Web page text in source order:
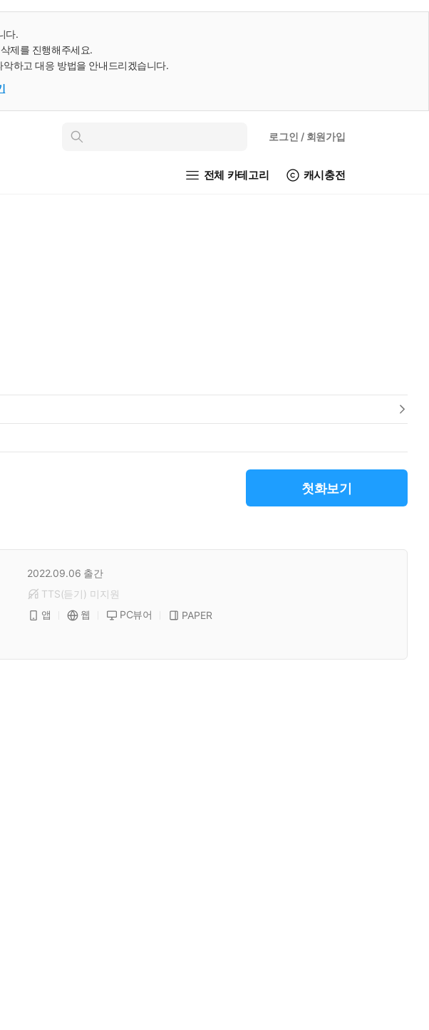
다.
제를 진행해주세요.
하고 대응 방법을 안내드리겠습니다.
인
로그인 / 회원가입
전체 카테고리 캐시충전
첫화보기
2022.09.06 출간
TTS(듣기) 미지원
앱 웹 PC뷰어 PAPER